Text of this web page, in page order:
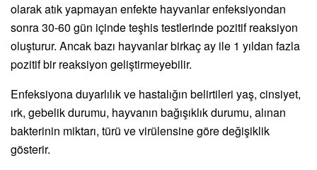
olarak atık yapmayan enfekte hayvanlar enfeksiyondan
sonra 30-60 gün içinde teşhis testlerinde pozitif reaksiyon
oluşturur. Ancak bazı hayvanlar birkaç ay ile 1 yıldan fazla
pozitif bir reaksiyon geliştirmeyebilir.
Enfeksiyona duyarlılık ve hastalığın belirtileri yaş, cinsiyet,
ırk, gebelik durumu, hayvanın bağışıklık durumu, alınan
bakterinin miktarı, türü ve virülensine göre değişiklik
gösterir.